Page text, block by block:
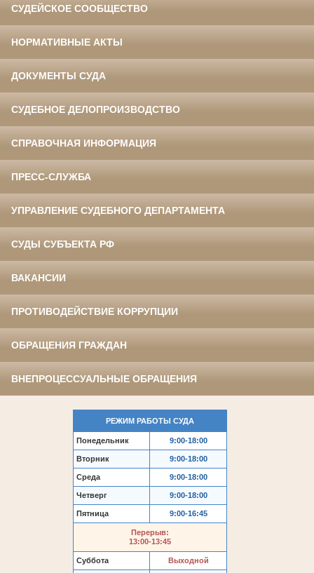
СУДЕЙСКОЕ СООБЩЕСТВО
НОРМАТИВНЫЕ АКТЫ
ДОКУМЕНТЫ СУДА
СУДЕБНОЕ ДЕЛОПРОИЗВОДСТВО
СПРАВОЧНАЯ ИНФОРМАЦИЯ
ПРЕСС-СЛУЖБА
УПРАВЛЕНИЕ СУДЕБНОГО ДЕПАРТАМЕНТА
СУДЫ СУБЪЕКТА РФ
ВАКАНСИИ
ПРОТИВОДЕЙСТВИЕ КОРРУПЦИИ
ОБРАЩЕНИЯ ГРАЖДАН
ВНЕПРОЦЕССУАЛЬНЫЕ ОБРАЩЕНИЯ
РЕЖИМ РАБОТЫ СУДА
Понедельник 9:00-18:00
Вторник 9:00-18:00
Среда 9:00-18:00
Четверг 9:00-18:00
Пятница 9:00-16:45
Перерыв:
13:00-13:45
Суббота Выходной